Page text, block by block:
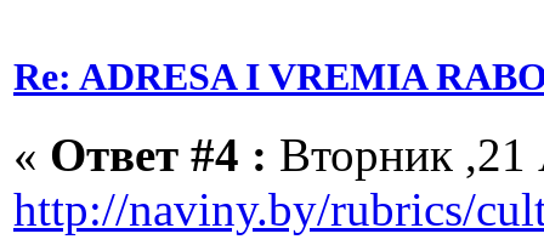
Re: ADRESA I VREMIA
« Ответ #4 : Вторник ,21
http://naviny.by/rubrics/